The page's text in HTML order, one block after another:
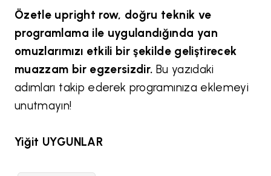
Özetle upright row, doğru teknik ve
programlama ile uygulandığında yan
omuzlarımızı etkili bir şekilde geliştirecek
muazzam bir egzersizdir. Bu yazıdaki
adımları takip ederek programınıza eklemeyi
unutmayın!
Yiğit UYGUNLAR